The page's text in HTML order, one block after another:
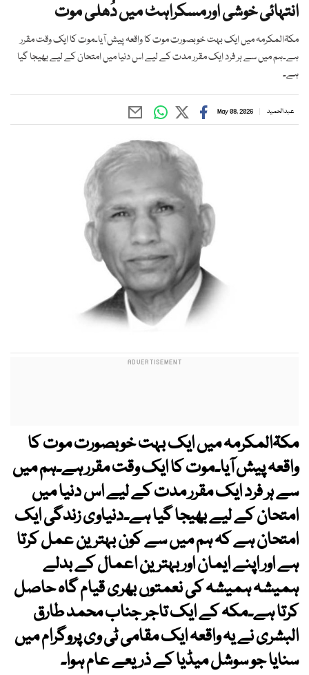
انتہائی خوشی اورمسکراہٹ میں دُھلی موت
مکۃالمکرمہ میں ایک بہت خوبصورت موت کا واقعہ پیش آیا۔موت کا ایک وقت مقرر
ہے۔ہم میں سے ہر فرد ایک مقرر مدت کے لیے اس دنیا میں امتحان کے لیے بھیجا گیا
ہے۔
عبد الحمید May 08, 2026
مکۃالمکرمہ میں ایک بہت خوبصورت موت کا
واقعہ پیش آیا۔موت کا ایک وقت مقرر ہے۔ہم میں
سے ہر فرد ایک مقرر مدت کے لیے اس دنیا میں
امتحان کے لیے بھیجا گیا ہے۔دنیاوی زندگی ایک
امتحان ہے کہ ہم میں سے کون بہترین عمل کرتا
ہے اور اپنے ایمان اور بہترین اعمال کے بدلے
ہمیشہ ہمیشہ کی نعمتوں بھری قیام گاہ حاصل
کرتا ہے۔مکہ کے ایک تاجر جناب محمد طارق
البشری نے یہ واقعہ ایک مقامی ٹی وی پروگرام میں
سنایا جو سوشل میڈیا کے ذریعے عام ہوا۔